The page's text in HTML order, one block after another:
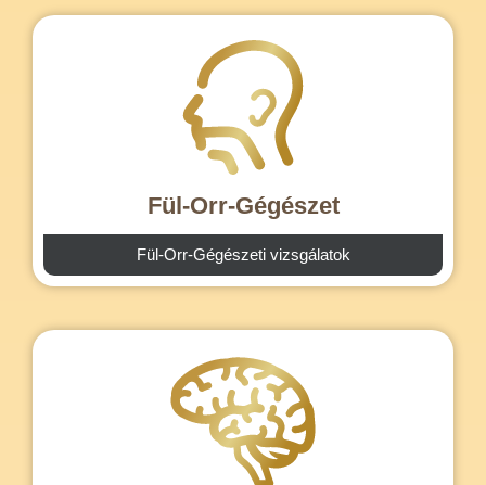
Fül-Orr-Gégészet
Fül-Orr-Gégészeti vizsgálatok